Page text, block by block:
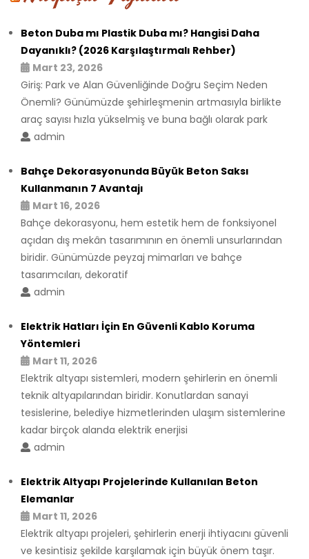
Beton Duba mı Plastik Duba mı? Hangisi Daha
Dayanıklı? (2026 Karşılaştırmalı Rehber)
Mart 23, 2026
Giriş: Park ve Alan Güvenliğinde Doğru Seçim Neden
Önemli? Günümüzde şehirleşmenin artmasıyla birlikte
araç sayısı hızla yükselmiş ve buna bağlı olarak park
admin
Bahçe Dekorasyonunda Büyük Beton Saksı
Kullanmanın 7 Avantajı
Mart 16, 2026
Bahçe dekorasyonu, hem estetik hem de fonksiyonel
açıdan dış mekân tasarımının en önemli unsurlarından
biridir. Günümüzde peyzaj mimarları ve bahçe
tasarımcıları, dekoratif
admin
Elektrik Hatları İçin En Güvenli Kablo Koruma
Yöntemleri
Mart 11, 2026
Elektrik altyapı sistemleri, modern şehirlerin en önemli
teknik altyapılarından biridir. Konutlardan sanayi
tesislerine, belediye hizmetlerinden ulaşım sistemlerine
kadar birçok alanda elektrik enerjisi
admin
Elektrik Altyapı Projelerinde Kullanılan Beton
Elemanlar
Mart 11, 2026
Elektrik altyapı projeleri, şehirlerin enerji ihtiyacını güvenli
ve kesintisiz şekilde karşılamak için büyük önem taşır.